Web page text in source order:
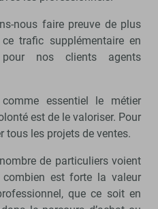
nous faire preuve de plus
trafic supplémentaire en
nos clients agents
essentiel le métier
est de le valoriser. Pour
tous les projets de ventes.
de particuliers voient
est forte la valeur
que ce soit en